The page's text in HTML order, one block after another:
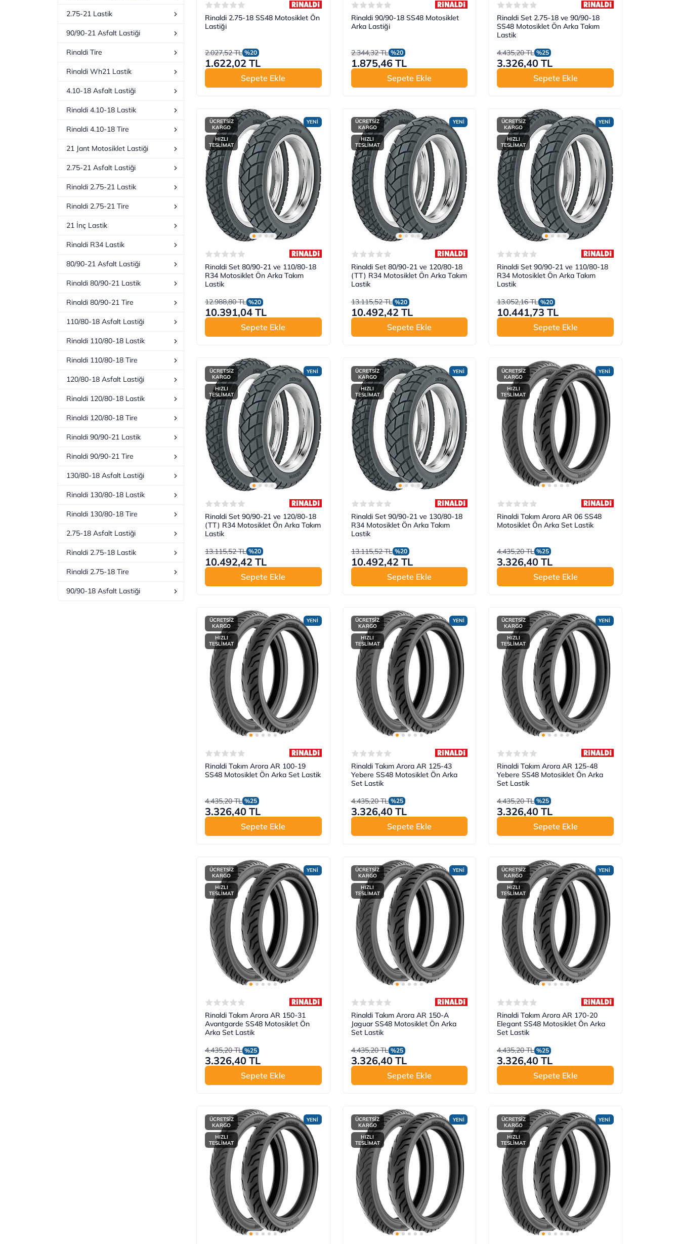
2.75-21 Lastik
90/90-21 Asfalt Lastiği
Rinaldi Tire
Rinaldi Wh21 Lastik
4.10-18 Asfalt Lastiği
Rinaldi 4.10-18 Lastik
Rinaldi 4.10-18 Tire
21 Jant Motosiklet Lastiği
2.75-21 Asfalt Lastiği
Rinaldi 2.75-21 Lastik
Rinaldi 2.75-21 Tire
21 İnç Lastik
Rinaldi R34 Lastik
80/90-21 Asfalt Lastiği
Rinaldi 80/90-21 Lastik
Rinaldi 80/90-21 Tire
110/80-18 Asfalt Lastiği
Rinaldi 110/80-18 Lastik
Rinaldi 110/80-18 Tire
120/80-18 Asfalt Lastiği
Rinaldi 120/80-18 Lastik
Rinaldi 120/80-18 Tire
Rinaldi 90/90-21 Lastik
Rinaldi 90/90-21 Tire
130/80-18 Asfalt Lastiği
Rinaldi 130/80-18 Lastik
Rinaldi 130/80-18 Tire
2.75-18 Asfalt Lastiği
Rinaldi 2.75-18 Lastik
Rinaldi 2.75-18 Tire
90/90-18 Asfalt Lastiği
Rinaldi 2.75-18 SS48 Motosiklet Ön
Lastiği
2.027,52 TL %20
1.622,02 TL
Sepete Ekle
Rinaldi 90/90-18 SS48 Motosiklet
Arka Lastiği
2.344,32 TL %20
1.875,46 TL
Sepete Ekle
Rinaldi Set 2.75-18 ve 90/90-18
SS48 Motosiklet Ön Arka Takım
Lastik
4.435,20 TL %25
3.326,40 TL
Sepete Ekle
YENİ
ÜCRETSİZ
KARGO
HIZLI
TESLİMAT
Rinaldi Set 80/90-21 ve 110/80-18
R34 Motosiklet Ön Arka Takım
Lastik
12.988,80 TL %20
10.391,04 TL
Sepete Ekle
YENİ
ÜCRETSİZ
KARGO
HIZLI
TESLİMAT
Rinaldi Set 80/90-21 ve 120/80-18
(TT) R34 Motosiklet Ön Arka Takım
Lastik
13.115,52 TL %20
10.492,42 TL
Sepete Ekle
YENİ
ÜCRETSİZ
KARGO
HIZLI
TESLİMAT
Rinaldi Set 90/90-21 ve 110/80-18
R34 Motosiklet Ön Arka Takım
Lastik
13.052,16 TL %20
10.441,73 TL
Sepete Ekle
YENİ
ÜCRETSİZ
KARGO
HIZLI
TESLİMAT
Rinaldi Set 90/90-21 ve 120/80-18
(TT) R34 Motosiklet Ön Arka Takım
Lastik
13.115,52 TL %20
10.492,42 TL
Sepete Ekle
YENİ
ÜCRETSİZ
KARGO
HIZLI
TESLİMAT
Rinaldi Set 90/90-21 ve 130/80-18
R34 Motosiklet Ön Arka Takım
Lastik
13.115,52 TL %20
10.492,42 TL
Sepete Ekle
YENİ
ÜCRETSİZ
KARGO
HIZLI
TESLİMAT
Rinaldi Takım Arora AR 06 SS48
Motosiklet Ön Arka Set Lastik
4.435,20 TL %25
3.326,40 TL
Sepete Ekle
YENİ
ÜCRETSİZ
KARGO
HIZLI
TESLİMAT
Rinaldi Takım Arora AR 100-19
SS48 Motosiklet Ön Arka Set Lastik
4.435,20 TL %25
3.326,40 TL
Sepete Ekle
YENİ
ÜCRETSİZ
KARGO
HIZLI
TESLİMAT
Rinaldi Takım Arora AR 125-43
Yebere SS48 Motosiklet Ön Arka
Set Lastik
4.435,20 TL %25
3.326,40 TL
Sepete Ekle
YENİ
ÜCRETSİZ
KARGO
HIZLI
TESLİMAT
Rinaldi Takım Arora AR 125-48
Yebere SS48 Motosiklet Ön Arka
Set Lastik
4.435,20 TL %25
3.326,40 TL
Sepete Ekle
YENİ
ÜCRETSİZ
KARGO
HIZLI
TESLİMAT
Rinaldi Takım Arora AR 150-31
Avantgarde SS48 Motosiklet Ön
Arka Set Lastik
4.435,20 TL %25
3.326,40 TL
Sepete Ekle
YENİ
ÜCRETSİZ
KARGO
HIZLI
TESLİMAT
Rinaldi Takım Arora AR 150-A
Jaguar SS48 Motosiklet Ön Arka
Set Lastik
4.435,20 TL %25
3.326,40 TL
Sepete Ekle
YENİ
ÜCRETSİZ
KARGO
HIZLI
TESLİMAT
Rinaldi Takım Arora AR 170-20
Elegant SS48 Motosiklet Ön Arka
Set Lastik
4.435,20 TL %25
3.326,40 TL
Sepete Ekle
YENİ
ÜCRETSİZ
KARGO
HIZLI
TESLİMAT
YENİ
ÜCRETSİZ
KARGO
HIZLI
TESLİMAT
YENİ
ÜCRETSİZ
KARGO
HIZLI
TESLİMAT